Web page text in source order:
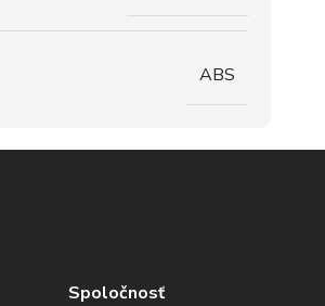
ABS
Spoločnosť